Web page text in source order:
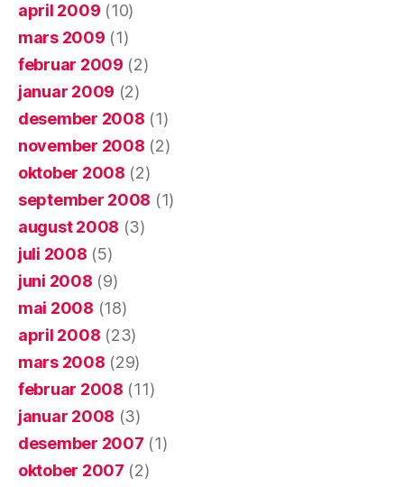
april 2009 (10)
mars 2009 (1)
februar 2009 (2)
januar 2009 (2)
desember 2008 (1)
november 2008 (2)
oktober 2008 (2)
september 2008 (1)
august 2008 (3)
juli 2008 (5)
juni 2008 (9)
mai 2008 (18)
april 2008 (23)
mars 2008 (29)
februar 2008 (11)
januar 2008 (3)
desember 2007 (1)
oktober 2007 (2)